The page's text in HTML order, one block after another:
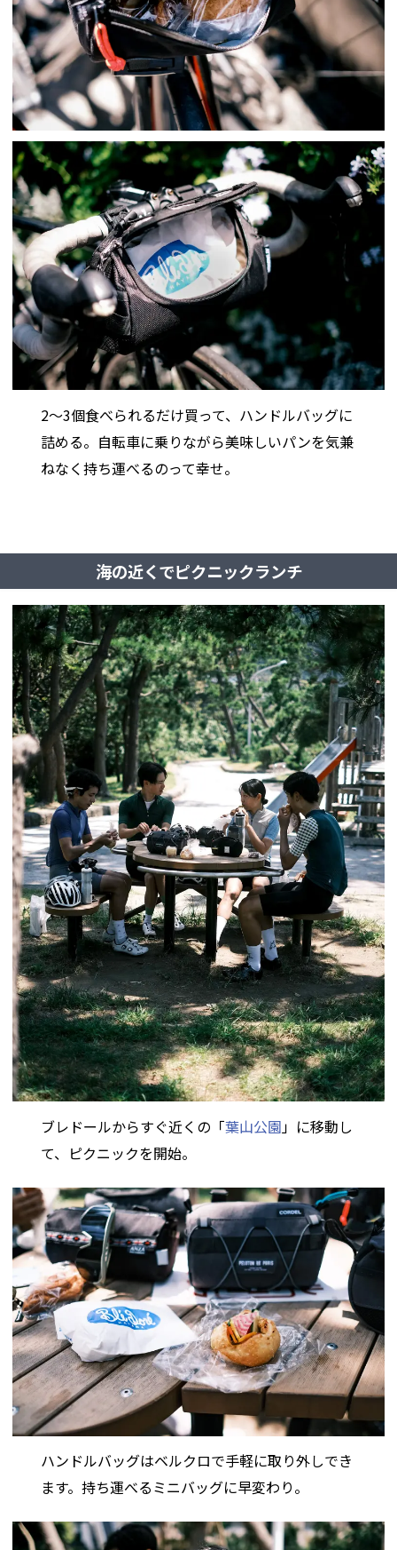
2〜3個食べられるだけ買って、ハンドルバッグに
詰める。自転車に乗りながら美味しいパンを気兼
ねなく持ち運べるのって幸せ。
海の近くでピクニックランチ
ブレドールからすぐ近くの「葉山公園」に移動し
て、ピクニックを開始。
ハンドルバッグはベルクロで手軽に取り外しでき
ます。持ち運べるミニバッグに早変わり。